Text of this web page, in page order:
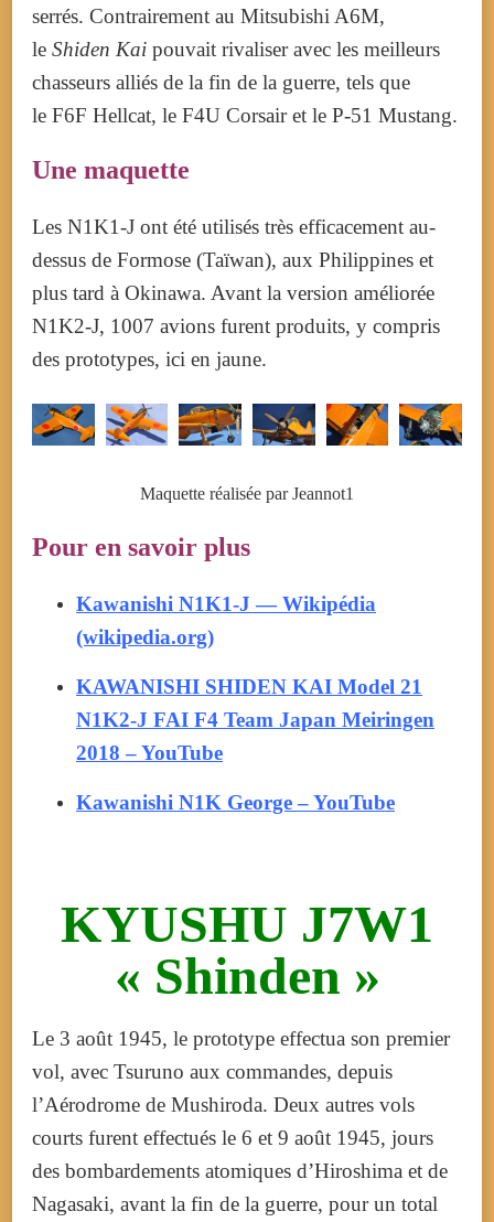
serrés. Contrairement au Mitsubishi A6M,
le Shiden Kai pouvait rivaliser avec les meilleurs
chasseurs alliés de la fin de la guerre, tels que
le F6F Hellcat, le F4U Corsair et le P-51 Mustang.
Une maquette
Les N1K1-J ont été utilisés très efficacement au-
dessus de Formose (Taïwan), aux Philippines et
plus tard à Okinawa. Avant la version améliorée
N1K2-J, 1007 avions furent produits, y compris
des prototypes, ici en jaune.
Maquette réalisée par Jeannot1
Pour en savoir plus
Kawanishi N1K1-J — Wikipédia
(wikipedia.org)
KAWANISHI SHIDEN KAI Model 21
N1K2-J FAI F4 Team Japan Meiringen
2018 – YouTube
Kawanishi N1K George – YouTube
KYUSHU J7W1
« Shinden »
Le 3 août 1945, le prototype effectua son premier
vol, avec Tsuruno aux commandes, depuis
l’Aérodrome de Mushiroda. Deux autres vols
courts furent effectués le 6 et 9 août 1945, jours
des bombardements atomiques d’Hiroshima et de
Nagasaki, avant la fin de la guerre, pour un total